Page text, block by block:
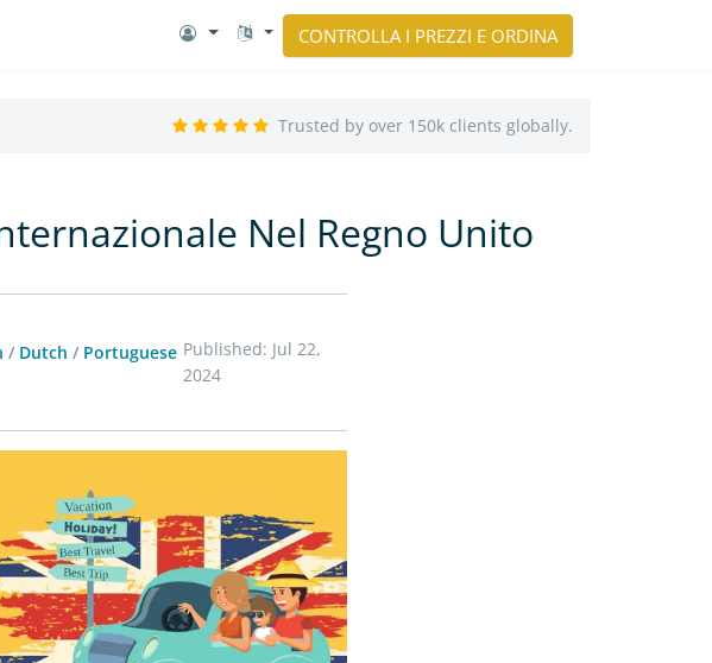
CONTROLLA I PREZZI E ORDINA
Trusted by over 150k clients globally.
Nel Regno Unito
/ Dutch / Portuguese Published: Jul 22,
2024